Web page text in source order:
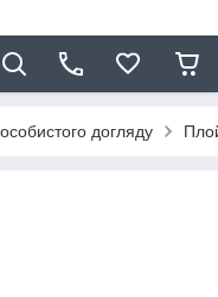
догляду